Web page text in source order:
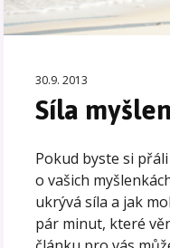
30.9. 2013
Síla
Pokud byste si
o vašich
ukrývá síla a jak
pár minut, které